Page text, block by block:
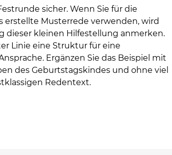
sicher. Wenn Sie für die
erstellte Musterrede verwenden, wird
dieser kleinen Hilfestellung anmerken.
Linie eine Struktur für eine
Ergänzen Sie das Beispiel mit
des Geburtstagskindes und ohne viel
Redentext.